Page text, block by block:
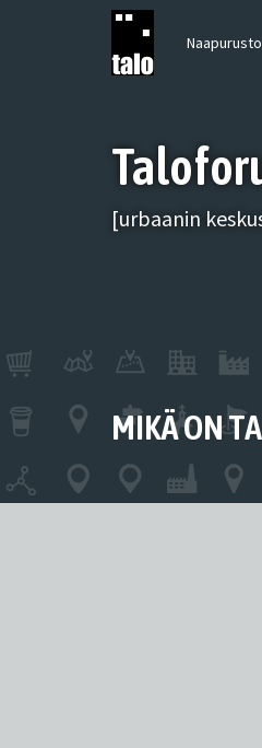
Naapurusto
[urbaanin
MIKÄ ON